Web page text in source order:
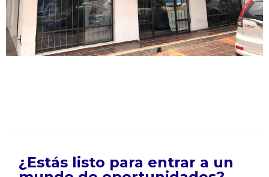
¿Estás listo para entrar a un